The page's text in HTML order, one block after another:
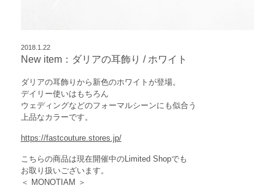
2018.1.22
New item：ダリアの耳飾り / ホワイト
ダリアの耳飾りから新色のホワイトが登場。
デイリー使いはもちろん
ウェディングなどのフォーマルシーンにも似合う
上品なカラーです。
https://fastcouture.stores.jp/
こちらの商品は現在開催中のLimited Shopでも
お取り扱いございます。
＜ MONOTIAM ＞